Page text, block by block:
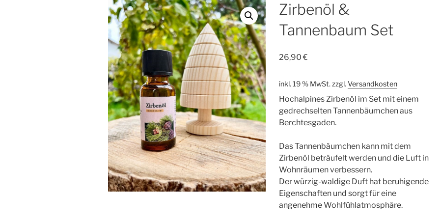
Zirbenöl &
Tannenbaum Set
26,90€
inkl. 19 % MwSt.zzgl.Versandkosten
Hochalpines Zirbenöl im Set mit einem
gedrechselten Tannenbäumchen aus
Berchtesgaden.
Das Tannenbäumchen kann mit dem
Zirbenöl beträufelt werden und die Luft in
Wohnräumen verbessern.
Der würzig-waldige Duft hat beruhigende
Eigenschaften und sorgt für eine
angenehme Wohlfühlatmosphäre.